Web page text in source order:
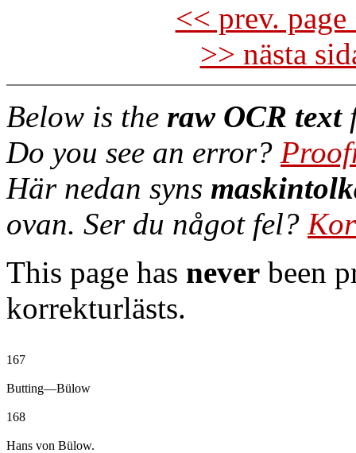
<< prev.
>> nästa
Below is the raw OCR text
Do you see an error?
Här nedan syns
ovan. Ser du något fel?
This page has never been
korrekturlästs.
167
Butting—Bülow
168
Hans von Bülow.